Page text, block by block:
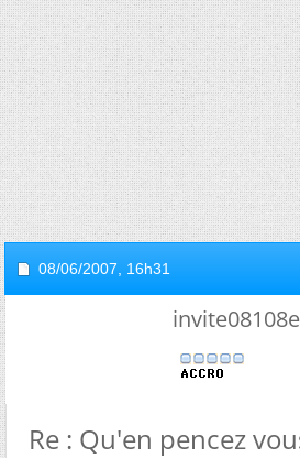
08/06/2007, 16h31
Re : Qu'en pencez